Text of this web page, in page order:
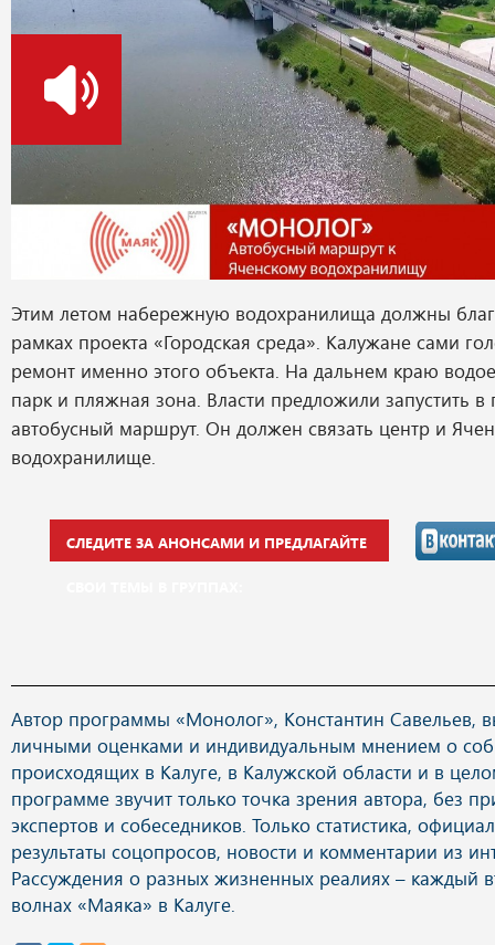
Этим летом набережную водохранилища должны
рамках проекта «Городская среда». Калужане сами
ремонт именно этого объекта. На дальнем краю
парк и пляжная зона. Власти предложили запустить
автобусный маршрут. Он должен связать центр и
водохранилище.
СЛЕДИТЕ ЗА АНОНСАМИ И ПРЕДЛАГАЙТЕ
Автор программы «Монолог», Константин Савельев,
личными оценками и индивидуальным мнением о
происходящих в Калуге, в Калужской области и в
программе звучит только точка зрения автора, без
экспертов и собеседников. Только статистика,
результаты соцопросов, новости и комментарии из
Рассуждения о разных жизненных реалиях – каждый
волнах «Маяка» в Калуге.